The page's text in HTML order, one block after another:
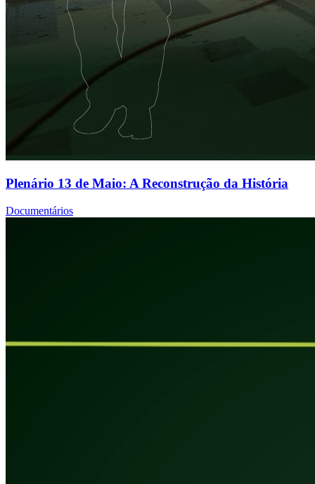
Plenário 13 de Maio: A Reconstrução da História
Documentários